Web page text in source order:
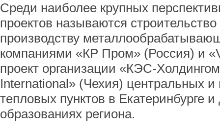
Среди наиболее крупных
проектов называются
производству
компаниями «КР Пром» (Россия) и
проект организации «КЭС-
International» (Чехия) центральных
тепловых пунктов в Екатеринбурге
образованиях региона.